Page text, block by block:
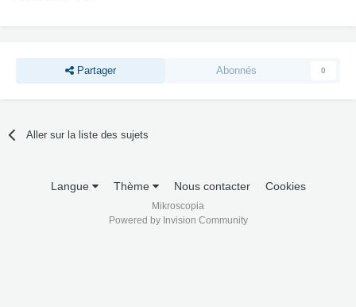
Partager Abonnés 0
Aller sur la liste des sujets
Langue Thème Nous contacter Cookies
Mikroscopia
Powered by Invision Community